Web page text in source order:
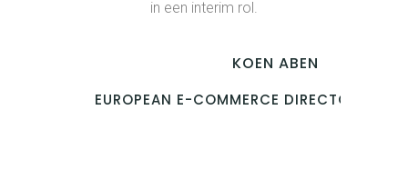
in een interim rol.
KOEN ABEN
EUROPEAN E-COMMERCE DIRECTOR WE